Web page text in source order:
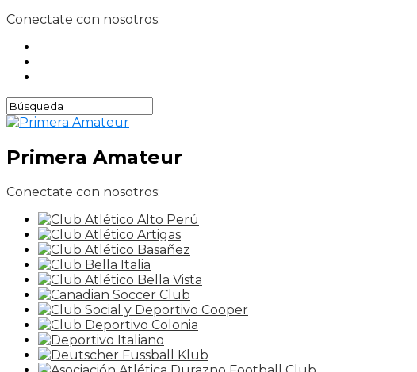
Conectate con nosotros:
Primera Amateur
Conectate con nosotros: